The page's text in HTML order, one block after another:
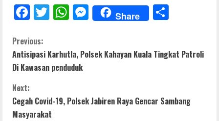
F
e
b
o
k
T
er
W
s
A
p
M
e
e
er
Share
e
C
o
n
t
Previous:
Antisipasi Karhutla, Polsek Kahayan Kuala Tingkat Patroli
Di Kawasan penduduk
Next:
Cegah Covid-19, Polsek Jabiren Raya Gencar Sambang
Masyarakat